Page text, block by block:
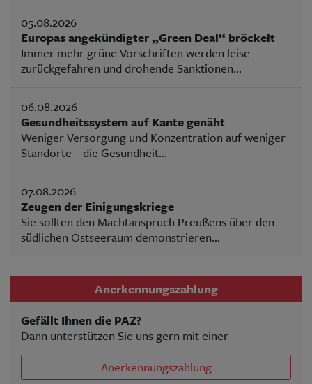
05.08.2026
Europas angekündigter „Green Deal“ bröckelt
Immer mehr grüne Vorschriften werden leise
zurückgefahren und drohende Sanktionen...
06.08.2026
Gesundheitssystem auf Kante genäht
Weniger Versorgung und Konzentration auf weniger
Standorte – die Gesundheit...
07.08.2026
Zeugen der Einigungskriege
Sie sollten den Machtanspruch Preußens über den
südlichen Ostseeraum demonstrieren...
Anerkennungszahlung
Gefällt Ihnen die PAZ?
Dann unterstützen Sie uns gern mit einer
Anerkennungszahlung